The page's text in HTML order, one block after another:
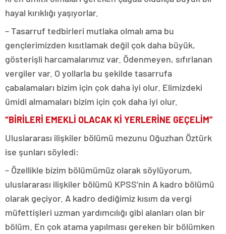
hayal kırıklığı yaşıyorlar.
– Tasarruf tedbirleri mutlaka olmalı ama bu
gençlerimizden kısıtlamak değil çok daha büyük,
gösterişli harcamalarımız var. Ödenmeyen, sıfırlanan
vergiler var. O yollarla bu şekilde tasarrufa
çabalamaları bizim için çok daha iyi olur. Elimizdeki
ümidi almamaları bizim için çok daha iyi olur.
“BİRİLERİ EMEKLİ OLACAK Kİ YERLERİNE GEÇELİM”
Uluslararası ilişkiler bölümü mezunu Oğuzhan Öztürk
ise şunları söyledi:
– Özellikle bizim bölümümüz olarak söylüyorum,
uluslararası ilişkiler bölümü KPSS’nin A kadro bölümü
olarak geçiyor. A kadro dediğimiz kısım da vergi
müfettişleri uzman yardımcılığı gibi alanları olan bir
bölüm. En çok atama yapılması gereken bir bölümken